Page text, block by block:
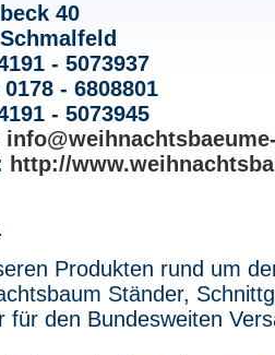
40
- 5073937
- 6808801
- 5073945
http://
Produkten rund um
Ständer,
für den Bundesweiten